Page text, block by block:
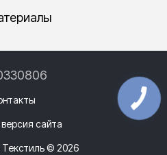
сайта
© 2026